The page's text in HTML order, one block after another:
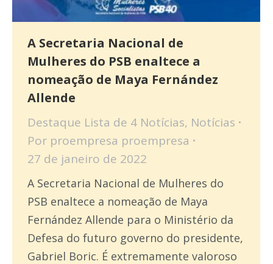
A Secretaria Nacional de
Mulheres do PSB enaltece a
nomeação de Maya Fernández
Allende
Destaque Lista de 4 Notícias, Notícias
Por proempresa proempresa
27 de janeiro de 2022
A Secretaria Nacional de Mulheres do
PSB enaltece a nomeação de Maya
Fernández Allende para o Ministério da
Defesa do futuro governo do presidente,
Gabriel Boric. É extremamente valoroso